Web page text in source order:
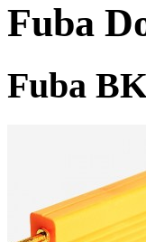
Fuba
Fuba